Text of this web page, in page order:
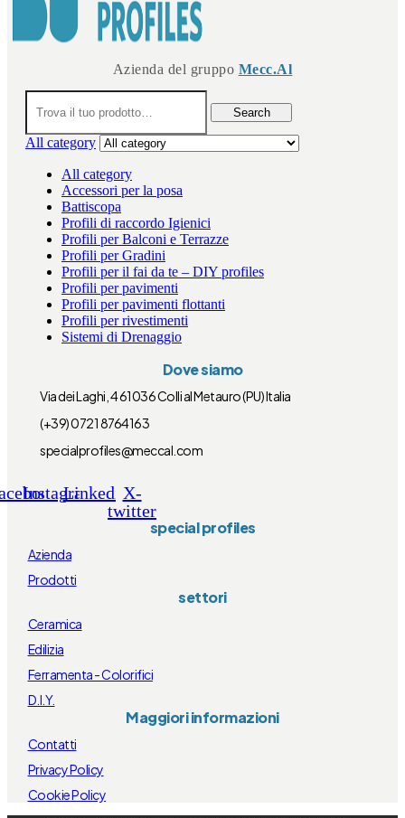
Azienda del gruppo Mecc.Al
Search
for:
Search
All category
All category
Accessori per la posa
Battiscopa
Profili di raccordo Igienici
Profili per Balconi e Terrazze
Profili per Gradini
Profili per il fai da te – DIY profiles
Profili per pavimenti
Profili per pavimenti flottanti
Profili per rivestimenti
Sistemi di Drenaggio
Dove siamo
Via dei Laghi, 4 61036 Colli al Metauro (PU) Italia
(+39) 0721 8764163
specialprofiles@meccal.com
InstagramLinkedinX-
twitter
special profiles
Azienda
Prodotti
settori
Ceramica
Edilizia
Ferramenta - Colorifici
D.I.Y.
Maggiori informazioni
Contatti
Privacy Policy
Cookie Policy